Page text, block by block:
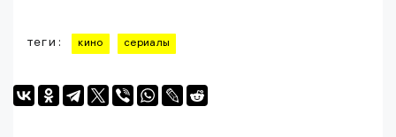
теги: кино сериалы